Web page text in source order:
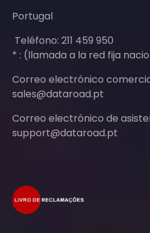
Portugal
Teléfono: 211 459 950
* : (llamada a la red fija
Correo electrónico
sales@dataroad.pt
Correo electrónico de
support@dataroad.pt